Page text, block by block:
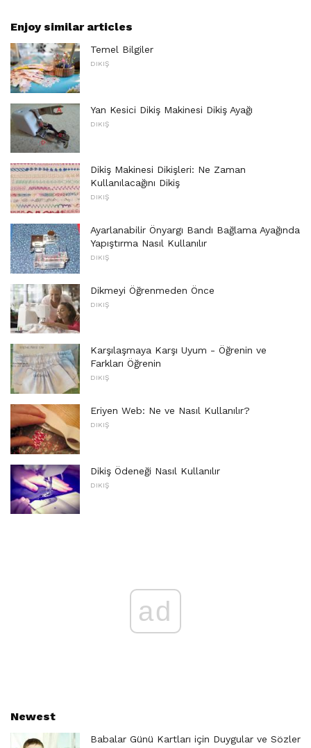
Enjoy similar articles
Temel Bilgiler
DIKIŞ
Yan Kesici Dikiş Makinesi Dikiş Ayağı
DIKIŞ
Dikiş Makinesi Dikişleri: Ne Zaman
Kullanılacağını Dikiş
DIKIŞ
Ayarlanabilir Önyargı Bandı Bağlama Ayağında
Yapıştırma Nasıl Kullanılır
DIKIŞ
Dikmeyi Öğrenmeden Önce
DIKIŞ
Karşılaşmaya Karşı Uyum - Öğrenin ve
Farkları Öğrenin
DIKIŞ
Eriyen Web: Ne ve Nasıl Kullanılır?
DIKIŞ
Dikiş Ödeneği Nasıl Kullanılır
DIKIŞ
ad
Newest
Babalar Günü Kartları için Duygular ve Sözler